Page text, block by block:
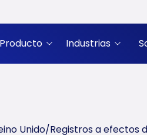
Producto Industrias
Unido/Registros a efectos